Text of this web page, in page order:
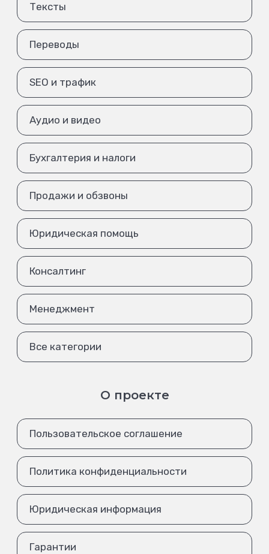
Тексты
Переводы
SEO и трафик
Аудио и видео
Бухгалтерия и налоги
Продажи и обзвоны
Юридическая помощь
Консалтинг
Менеджмент
Все категории
О проекте
Пользовательское соглашение
Политика конфиденциальности
Юридическая информация
Гарантии